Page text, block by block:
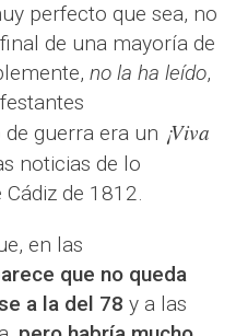
perfecto que sea, no
de una mayoría de
no la ha leído,
guerra era un ¡Viva
noticias de lo
de 1812.
en las
que no queda
a la del 78 y a las